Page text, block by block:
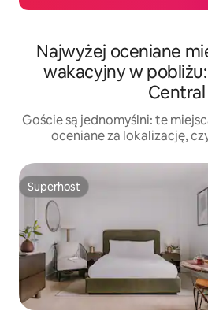
Najwyżej oceniane
wakacyjny w
Central
Goście są jednomyślni: te
oceniane za lokalizację,
Superhost
Superhost